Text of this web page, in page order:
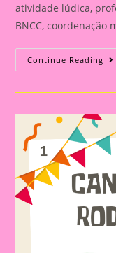
atividade lúdica,
BNCC, coordenação
Continue Reading
A